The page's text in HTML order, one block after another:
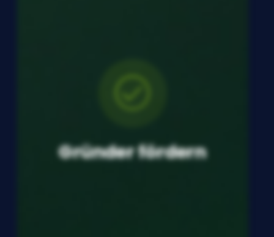
Gründer fördern